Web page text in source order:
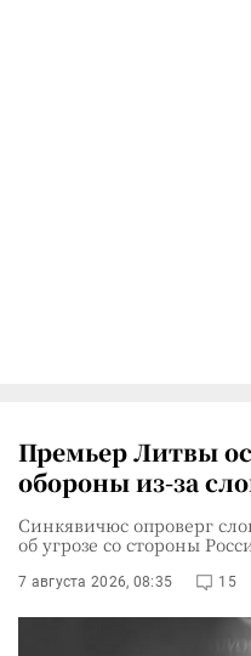
Премьер Литвы
обороны из-за
Синкявичюс опроверг
об угрозе со стороны
7 августа 2026, 08:35 15